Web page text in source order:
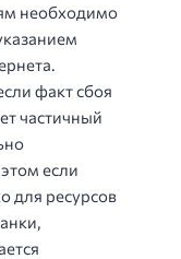
необходимо
факт сбоя
частичный
если
для ресурсов